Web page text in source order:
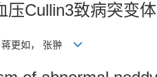
压Cullin3致病突变
蒋更如， 张翀